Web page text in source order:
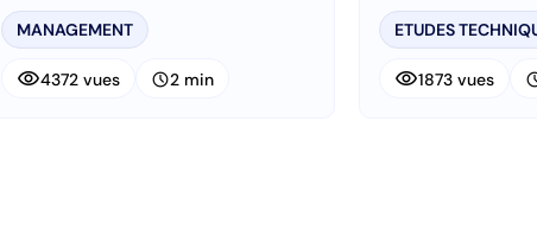
MANAGEMENT
visibility4372 vues schedule2 min
ETUDES
visibility1873 vues